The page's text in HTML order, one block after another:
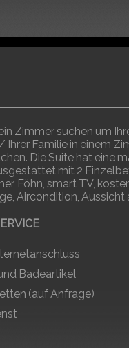
Zimmer suchen um
Ihrer Familie in einem
Die Suite hat eine
mit 2
Föhn, smart TV,
Aircondition,
Badeartikel
(auf Anfrage)